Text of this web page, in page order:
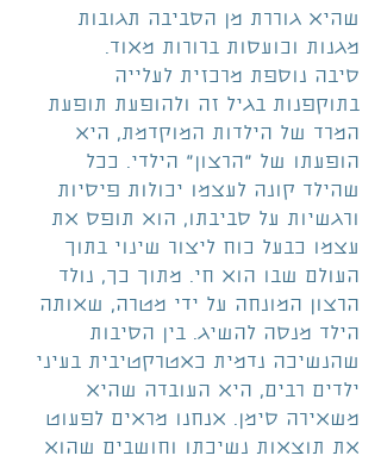
שהיא גוררת מן הסביבה תגובות
מגנות וכועסות ברורות מאוד.
סיבה נוספת מרכזית לעלייה
בתוקפנות בגיל זה ולהופעת תופעת
המרד של הילדות המוקדמת, היא
הופעתו של "הרצון" הילדי. ככל
שהילד קונה לעצמו יכולות פיסיות
ורגשיות על סביבתו, הוא תופס את
עצמו כבעל כוח ליצור שינוי בתוך
העולם שבו הוא חי. מתוך כך, נולד
הרצון המונחה על ידי מטרה, שאותה
הילד מנסה להשיג. בין הסיבות
שהנשיכה נדמית כאטרקטיבית בעיני
ילדים רבים, היא העובדה שהיא
משאירה סימן. אנחנו מראים לפעוט
את תוצאות נשיכתו וחושבים שהוא